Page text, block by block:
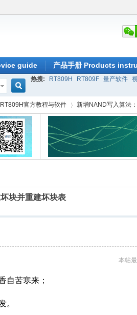
guide 产品手册 Products
搜
索
热搜: RT809H RT809F 量产软件
RT809H官方教程与软件 新增NAND写入算法
块并重建坏块表
本帖
自苦寒来；
。